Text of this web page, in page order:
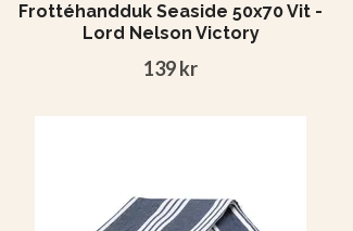
Frottéhandduk Seaside 50x70 Vit -
Lord Nelson Victory
139 kr